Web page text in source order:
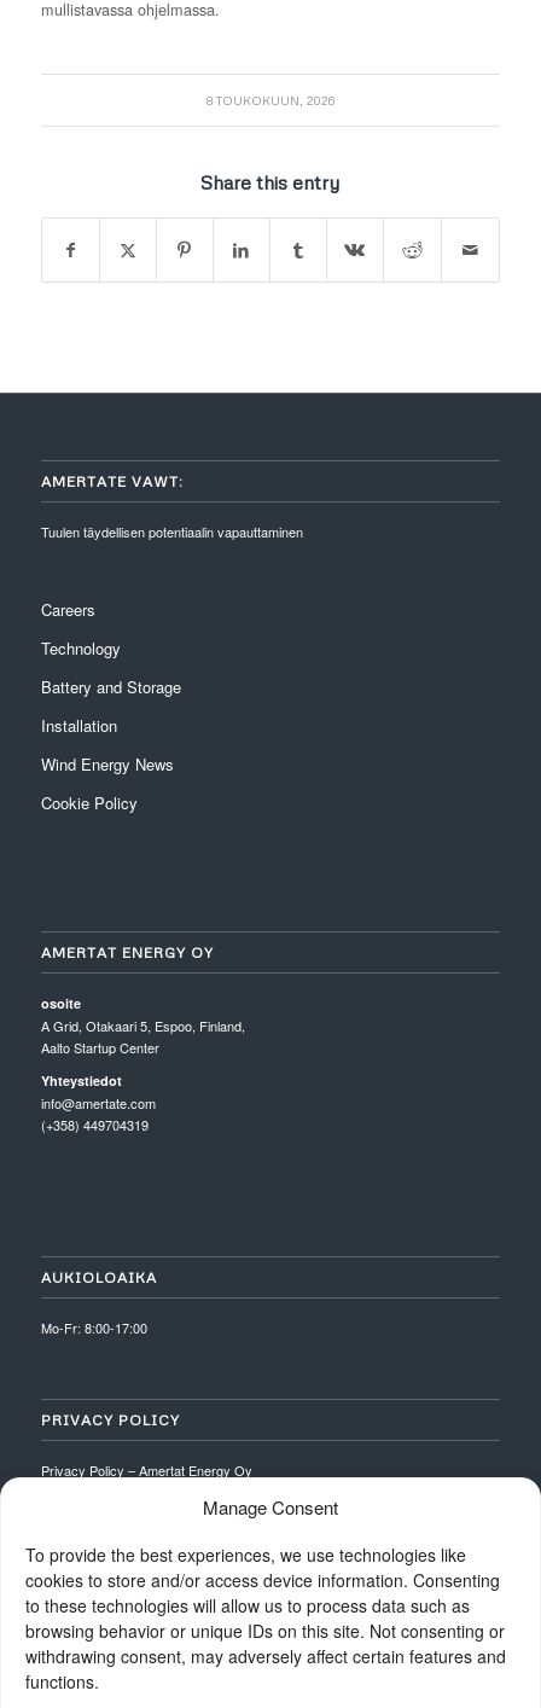
Manage Consent
To provide the best experiences, we use technologies like
cookies to store and/or access device information. Consenting
to these technologies will allow us to process data such as
browsing behavior or unique IDs on this site. Not consenting or
withdrawing consent, may adversely affect certain features and
functions.
mullistavassa ohjelmassa.
8 TOUKOKUUN, 2026
Share this entry
AMERTATE VAWT:
Tuulen täydellisen potentiaalin vapauttaminen
Careers
Technology
Battery and Storage
Installation
Wind Energy News
Cookie Policy
AMERTAT ENERGY OY
osoite
A Grid, Otakaari 5, Espoo, Finland,
Aalto Startup Center
Yhteystiedot
info@amertate.com
(+358) 449704319
AUKIOLOAIKA
Mo-Fr: 8:00-17:00
PRIVACY POLICY
Privacy Policy – Amertat Energy Oy